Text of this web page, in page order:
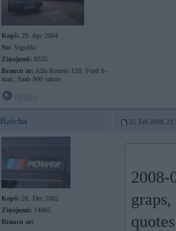
Kopš: 29. Apr 2004
No: Sigulda
Ziņojumi: 8335
Braucu ar: Alfa Romeo 159, Ford S-
max, Saab 900 cabrio
Raicha 25. Feb 2008,
Kopš: 26. Dec 2002
Ziņojumi: 14865
Braucu ar:
2008-